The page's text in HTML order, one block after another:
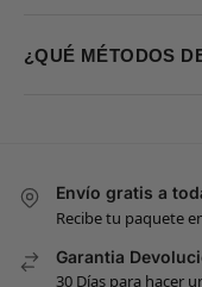
¿QUÉ MÉTODOS
Envío gratis a
Recibe tu paquete
Garantia
30 Días para hacer